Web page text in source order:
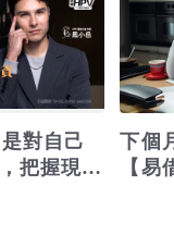
對自己
把握現在
下個
【